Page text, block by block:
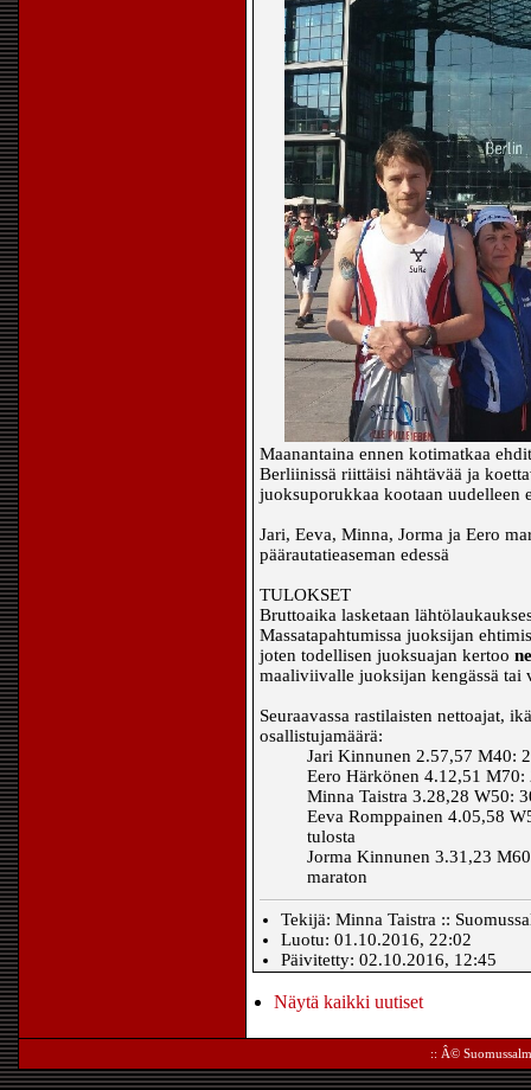
Maanantaina ennen kotimatkaa
Berliinissä riittäisi nähtävää ja
juoksuporukkaa kootaan uudelleen
Jari, Eeva, Minna, Jorma ja Eero
päärautatieaseman edessä
TULOKSET
Bruttoaika lasketaan
Massatapahtumissa juoksijan
joten todellisen juoksuajan kertoo
maaliviivalle juoksijan kengässä tai
Seuraavassa rastilaisten nettoajat,
osallistujamäärä:
Jari Kinnunen 2.57,57 M40:
Eero Härkönen 4.12,51 M70:
Minna Taistra 3.28,28 W50:
Eeva Romppainen 4.05,58
tulosta
Jorma Kinnunen 3.31,23
maraton
Tekijä: Minna Taistra ::
Luotu: 01.10.2016, 22:02
Päivitetty: 02.10.2016, 12:45
Näytä kaikki uutiset
:: Â©